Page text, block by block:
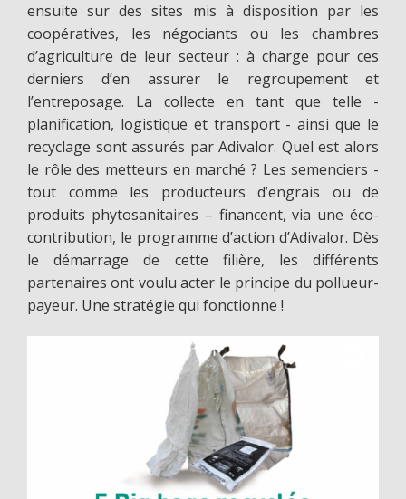
ensuite sur des sites mis à disposition par les
coopératives, les négociants ou les chambres
d’agriculture de leur secteur : à charge pour ces
derniers d’en assurer le regroupement et
l’entreposage. La collecte en tant que telle -
planification, logistique et transport - ainsi que le
recyclage sont assurés par Adivalor. Quel est alors
le rôle des metteurs en marché ? Les semenciers -
tout comme les producteurs d’engrais ou de
produits phytosanitaires – financent, via une éco-
contribution, le programme d’action d’Adivalor. Dès
le démarrage de cette filière, les différents
partenaires ont voulu acter le principe du pollueur-
payeur. Une stratégie qui fonctionne !